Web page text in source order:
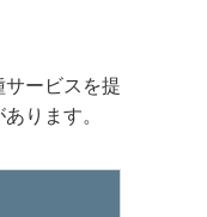
ービスを提
ります。